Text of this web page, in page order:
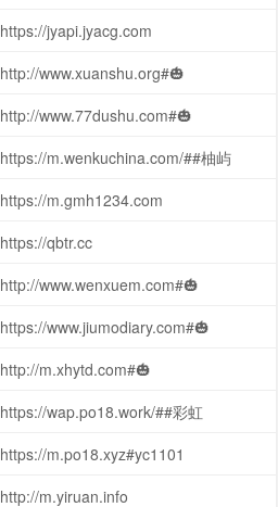
https://jyapi.jyacg.com
http://www.xuanshu.org#🎃
http://www.77dushu.com#🎃
https://m.wenkuchina.com/##柚屿
https://m.gmh1234.com
https://qbtr.cc
http://www.wenxuem.com#🎃
https://www.jiumodiary.com#🎃
http://m.xhytd.com#🎃
https://wap.po18.work/##彩虹
https://m.po18.xyz#yc1101
http://m.yiruan.info